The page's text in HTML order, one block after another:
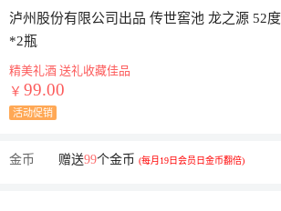
泸州股份有限公司出品 传世窖池 龙之源 52
*2瓶
精美礼酒 送礼收藏佳品
￥ 99.00
活动促销
金币 赠送99个金币 (每月19日会员日金币翻倍)